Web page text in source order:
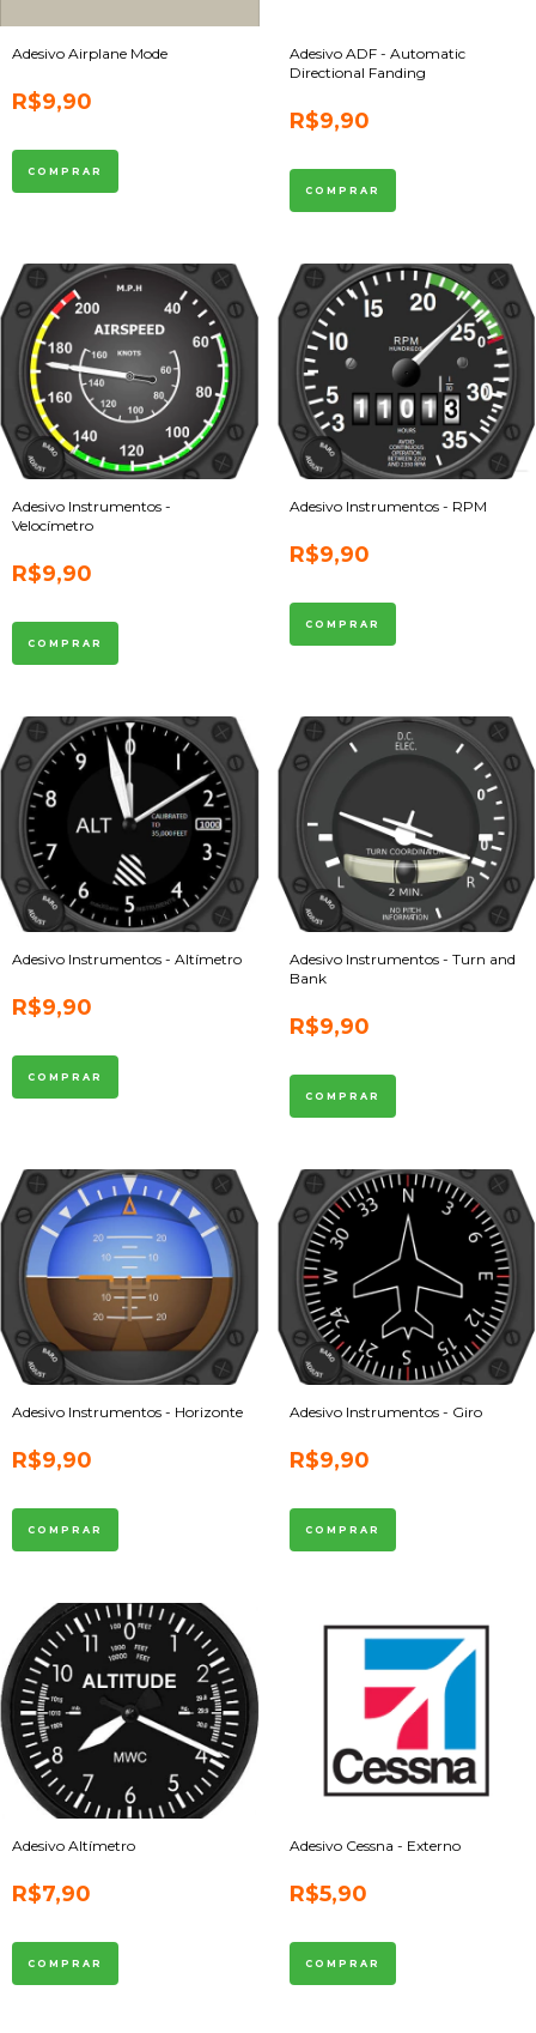
Adesivo Airplane Mode
R$9,90
Adesivo ADF - Automatic
Directional Fanding
R$9,90
Adesivo Instrumentos -
Velocímetro
R$9,90
Adesivo Instrumentos - RPM
R$9,90
Adesivo Instrumentos - Altímetro
R$9,90
Adesivo Instrumentos - Turn and
Bank
R$9,90
Adesivo Instrumentos - Horizonte
R$9,90
Adesivo Instrumentos - Giro
R$9,90
Adesivo Altímetro
R$7,90
Adesivo Cessna - Externo
R$5,90